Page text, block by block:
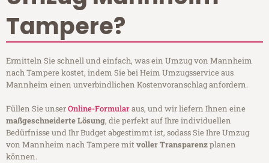
Tampere?
Ermitteln Sie schnell und einfach, was ein Umzug von Mannheim
nach Tampere kostet, indem Sie bei Heim Umzugsservice aus
Mannheim einen unverbindlichen Kostenvoranschlag anfordern.
Füllen Sie unserOnline-Formularaus, und wir liefern Ihnen eine
maßgeschneiderte Lösung, die perfekt auf Ihre individuellen
Bedürfnisse und Ihr Budget abgestimmt ist, sodass Sie Ihre Umzug
von Mannheim nach Tampere mitvoller Transparenzplanen
können.